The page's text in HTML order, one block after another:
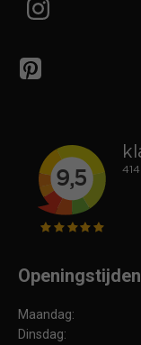
Openingstijden
Maandag:
Dinsdag: